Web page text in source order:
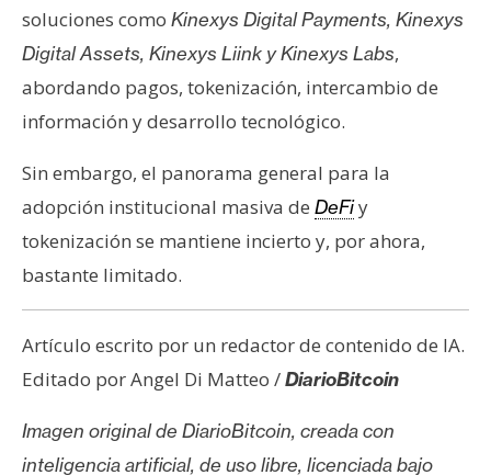
soluciones como Kinexys Digital Payments, Kinexys
Digital Assets, Kinexys Liink y Kinexys Labs,
abordando pagos, tokenización, intercambio de
información y desarrollo tecnológico.
Sin embargo, el panorama general para la
adopción institucional masiva de DeFiy
tokenización se mantiene incierto y, por ahora,
bastante limitado.
Artículo escrito por un redactor de contenido de IA.
Editado por Angel Di Matteo /DiarioBitcoin
Imagen original de DiarioBitcoin, creada con
inteligencia artificial, de uso libre, licenciada bajo